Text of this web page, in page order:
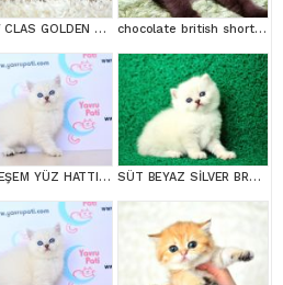
SHOW CLAS GOLDEN BRİTİSH SHORTHAİR chocolate british shortair
MUHTEŞEM YÜZ HATTI SİLVER BRİTİSH SHORTHAİR NS1133 SÜT BEYAZ SİLVER BRTİSH SHORTHAİR NS1133